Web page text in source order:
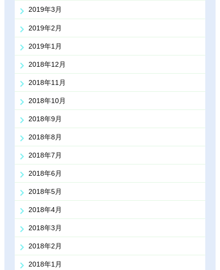
2019年3月
2019年2月
2019年1月
2018年12月
2018年11月
2018年10月
2018年9月
2018年8月
2018年7月
2018年6月
2018年5月
2018年4月
2018年3月
2018年2月
2018年1月